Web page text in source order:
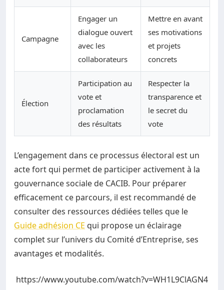
Campagne
Engager un
dialogue ouvert
avec les
collaborateurs
Mettre en avant
ses motivations
et projets
concrets
Élection
Participation au
vote et
proclamation
des résultats
Respecter la
transparence et
le secret du
vote
L’engagement dans ce processus électoral est un
acte fort qui permet de participer activement à la
gouvernance sociale de CACIB. Pour préparer
efficacement ce parcours, il est recommandé de
consulter des ressources dédiées telles que le
Guide adhésion CE qui propose un éclairage
complet sur l’univers du Comité d’Entreprise, ses
avantages et modalités.
https://www.youtube.com/watch?v=WH1L9ClAGN4